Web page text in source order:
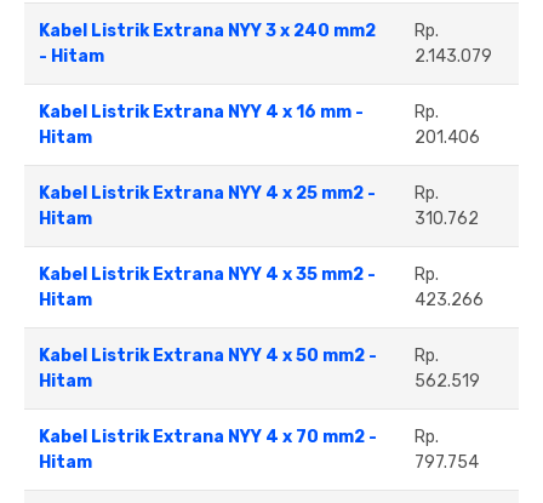
Kabel Listrik Extrana NYY 3 x 240 mm2
- Hitam
Rp.
2.143.079
Kabel Listrik Extrana NYY 4 x 16 mm -
Hitam
Rp.
201.406
Kabel Listrik Extrana NYY 4 x 25 mm2 -
Hitam
Rp.
310.762
Kabel Listrik Extrana NYY 4 x 35 mm2 -
Hitam
Rp.
423.266
Kabel Listrik Extrana NYY 4 x 50 mm2 -
Hitam
Rp.
562.519
Kabel Listrik Extrana NYY 4 x 70 mm2 -
Hitam
Rp.
797.754